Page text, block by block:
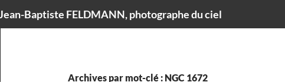
Baptiste FELDMANN, photographe du ciel
Archives par mot-clé : NGC 1672